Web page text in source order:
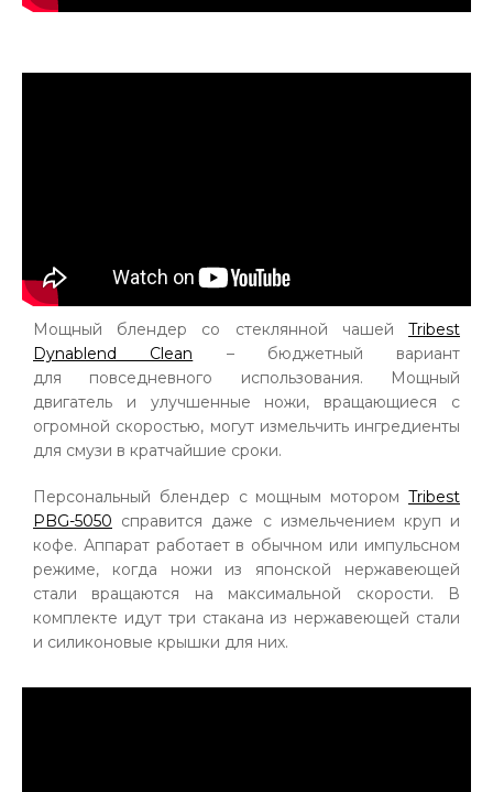
Мощный блендер со стеклянной чашей Tribest
Dynablend Clean – бюджетный вариант
для повседневного использования. Мощный
двигатель и улучшенные ножи, вращающиеся с
огромной скоростью, могут измельчить ингредиенты
для смузи в кратчайшие сроки.
Персональный блендер с мощным мотором Tribest
PBG-5050 справится даже с измельчением круп и
кофе. Аппарат работает в обычном или импульсном
режиме, когда ножи из японской нержавеющей
стали вращаются на максимальной скорости. В
комплекте идут три стакана из нержавеющей стали
и силиконовые крышки для них.